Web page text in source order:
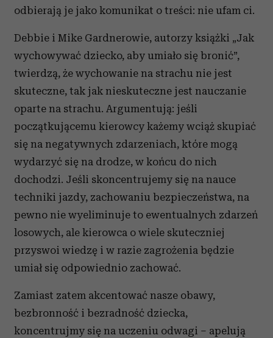
odbierają je jako komunikat o treści: nie ufam ci.
Debbie i Mike Gardnerowie, autorzy książki „Jak
wychowywać dziecko, aby umiało się bronić”,
twierdzą, że wychowanie na strachu nie jest
skuteczne, tak jak nieskuteczne jest nauczanie
oparte na strachu. Argumentują: jeśli
początkującemu kierowcy każemy wciąż skupiać
się na negatywnych zdarzeniach, które mogą
wydarzyć się na drodze, w końcu do nich
dochodzi. Jeśli skoncentrujemy się na nauce
techniki jazdy, zachowaniu bezpieczeństwa, na
pewno nie wyeliminuje to ewentualnych zdarzeń
losowych, ale kierowca o wiele skuteczniej
przyswoi wiedzę i w razie zagrożenia będzie
umiał się odpowiednio zachować.
Zamiast zatem akcentować nasze obawy,
bezbronność i bezradność dziecka,
koncentrujmy się na uczeniu odwagi – apelują